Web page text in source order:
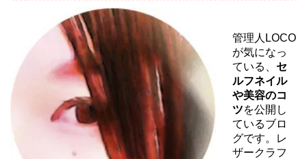
管理人LOCO
が気になっ
ている、 セ
ルフネイル
や美容のコ
ツを公開し
ているブロ
グです。レ
ザークラフ